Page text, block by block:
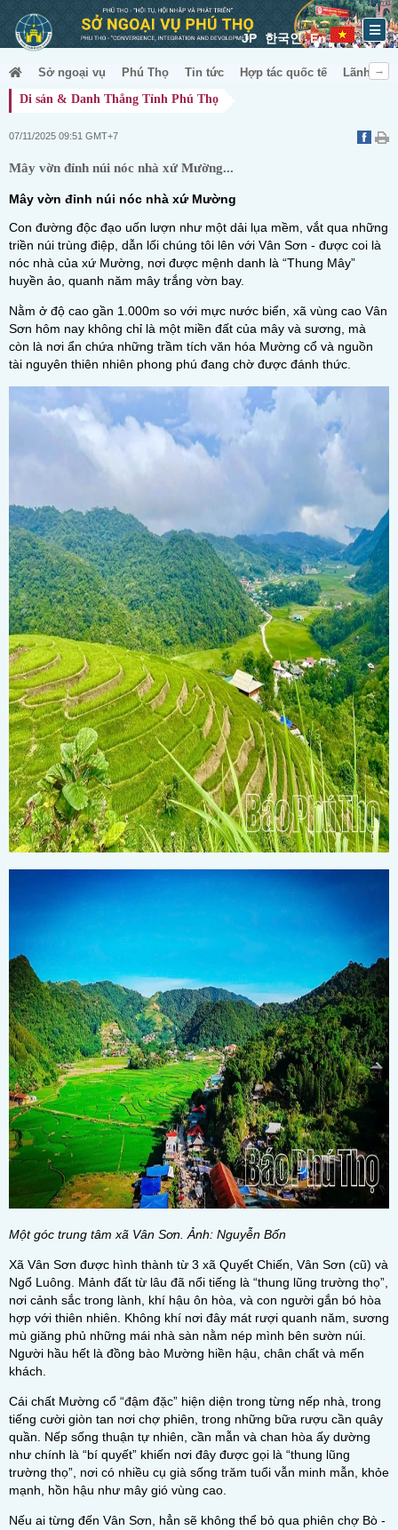
JP 한국인 En
Sở ngoại vụ Phú Thọ Tin tức Hợp tác quốc tế
Lãnh sự
Di sản & Danh Thắng Tỉnh Phú Thọ
07/11/2025 09:51 GMT+7
Mây vờn đỉnh núi nóc nhà xứ Mường...
Mây vờn đỉnh núi nóc nhà xứ Mường
Con đường độc đạo uốn lượn như một dải lụa mềm, vắt qua những
triền núi trùng điệp, dẫn lối chúng tôi lên với Vân Sơn - được coi là
nóc nhà của xứ Mường, nơi được mệnh danh là “Thung Mây”
huyền ảo, quanh năm mây trắng vờn bay.
Nằm ở độ cao gần 1.000m so với mực nước biển, xã vùng cao Vân
Sơn hôm nay không chỉ là một miền đất của mây và sương, mà
còn là nơi ẩn chứa những trầm tích văn hóa Mường cổ và nguồn
tài nguyên thiên nhiên phong phú đang chờ được đánh thức.
Một góc trung tâm xã Vân Sơn. Ảnh: Nguyễn Bốn
Xã Vân Sơn được hình thành từ 3 xã Quyết Chiến, Vân Sơn (cũ) và
Ngổ Luông. Mảnh đất từ lâu đã nổi tiếng là “thung lũng trường thọ”,
nơi cảnh sắc trong lành, khí hậu ôn hòa, và con người gắn bó hòa
hợp với thiên nhiên. Không khí nơi đây mát rượi quanh năm, sương
mù giăng phủ những mái nhà sàn nằm nép mình bên sườn núi.
Người hầu hết là đồng bào Mường hiền hậu, chân chất và mến
khách.
Cái chất Mường cổ “đậm đặc” hiện diện trong từng nếp nhà, trong
tiếng cười giòn tan nơi chợ phiên, trong những bữa rượu cần quây
quần. Nếp sống thuận tự nhiên, cần mẫn và chan hòa ấy dường
như chính là “bí quyết” khiến nơi đây được gọi là “thung lũng
trường thọ”, nơi có nhiều cụ già sống trăm tuổi vẫn minh mẫn, khỏe
mạnh, hồn hậu như mây gió vùng cao.
Nếu ai từng đến Vân Sơn, hẳn sẽ không thể bỏ qua phiên chợ Bò -